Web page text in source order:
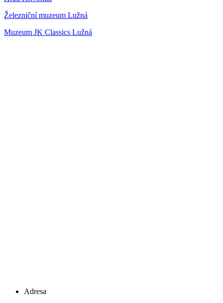
Železniční muzeum Lužná
Muzeum JK Classics Lužná
Adresa